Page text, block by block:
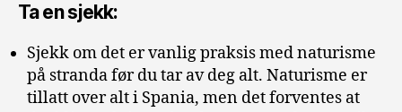
Ta en sjekk:
Sjekk om det er vanlig praksis med naturisme
på stranda før du tar av deg alt. Naturisme er
tillatt over alt i Spania, men det forventes at